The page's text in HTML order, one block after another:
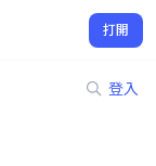
打開
登入